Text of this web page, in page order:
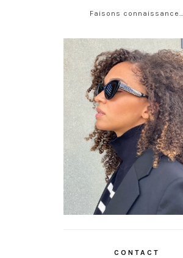
Faisons connaissance…
CONTACT